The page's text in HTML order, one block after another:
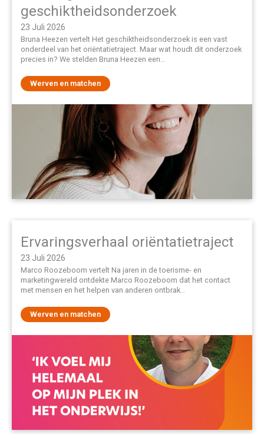
geschiktheidsonderzoek
23 Juli 2026
Bruna Heezen vertelt Het geschiktheidsonderzoek is een vast
onderdeel van het oriëntatietraject. Maar wat houdt dit onderzoek
precies in? We stelden Bruna Heezen een…
Werven en matchen
Ervaringsverhaal oriëntatietraject
23 Juli 2026
Marco Roozeboom vertelt Na jaren in de toerisme- en
marketingwereld ontdekte Marco Roozeboom dat het contact
met mensen en het helpen van anderen ontbrak…
Werven en matchen